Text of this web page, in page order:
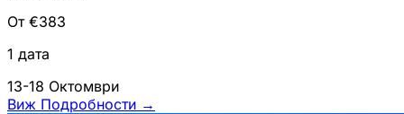
От €383
1 дата
13-18 Октомври
Виж Подробности →